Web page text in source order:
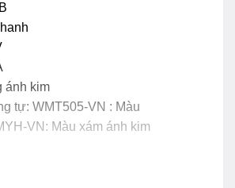
ánh kim
tự: WMT505-VN : Màu
VN: Màu xám ánh kim